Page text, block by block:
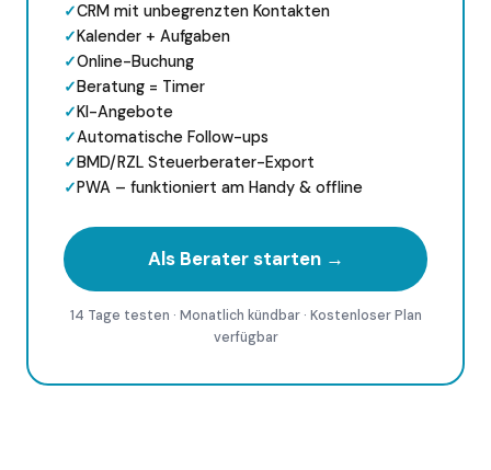
✓CRM mit unbegrenzten Kontakten
✓Kalender + Aufgaben
✓Online-Buchung
✓Beratung = Timer
✓KI-Angebote
✓Automatische Follow-ups
✓BMD/RZL Steuerberater-Export
✓PWA – funktioniert am Handy & offline
Als Berater starten →
14 Tage testen · Monatlich kündbar · Kostenloser Plan
verfügbar